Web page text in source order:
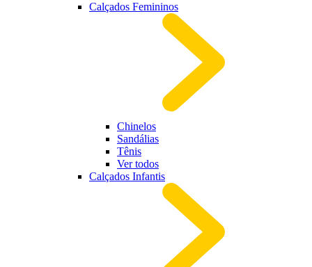
Calçados Femininos
Chinelos
Sandálias
Tênis
Ver todos
Calçados Infantis